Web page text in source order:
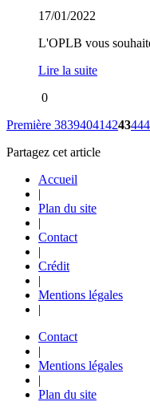
17/01/2022
L'OPLB vous
Lire la suite
0
Première 38394041424344
Partagez cet article
Accueil
|
Plan du site
|
Contact
|
Crédit
|
Mentions légales
|
Contact
|
Mentions légales
|
Plan du site